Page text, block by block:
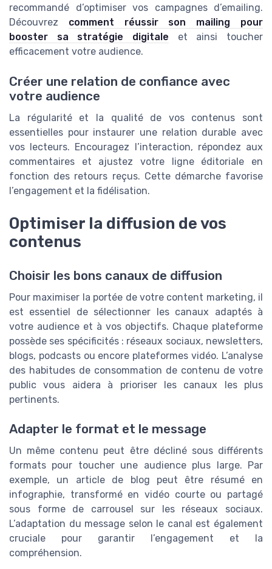
recommandé d’optimiser vos campagnes d’emailing.
Découvrez comment réussir son mailing pour
booster sa stratégie digitale et ainsi toucher
efficacement votre audience.
Créer une relation de confiance avec
votre audience
La régularité et la qualité de vos contenus sont
essentielles pour instaurer une relation durable avec
vos lecteurs. Encouragez l’interaction, répondez aux
commentaires et ajustez votre ligne éditoriale en
fonction des retours reçus. Cette démarche favorise
l’engagement et la fidélisation.
Optimiser la diffusion de vos
contenus
Choisir les bons canaux de diffusion
Pour maximiser la portée de votre content marketing, il
est essentiel de sélectionner les canaux adaptés à
votre audience et à vos objectifs. Chaque plateforme
possède ses spécificités : réseaux sociaux, newsletters,
blogs, podcasts ou encore plateformes vidéo. L’analyse
des habitudes de consommation de contenu de votre
public vous aidera à prioriser les canaux les plus
pertinents.
Adapter le format et le message
Un même contenu peut être décliné sous différents
formats pour toucher une audience plus large. Par
exemple, un article de blog peut être résumé en
infographie, transformé en vidéo courte ou partagé
sous forme de carrousel sur les réseaux sociaux.
L’adaptation du message selon le canal est également
cruciale pour garantir l’engagement et la
compréhension.